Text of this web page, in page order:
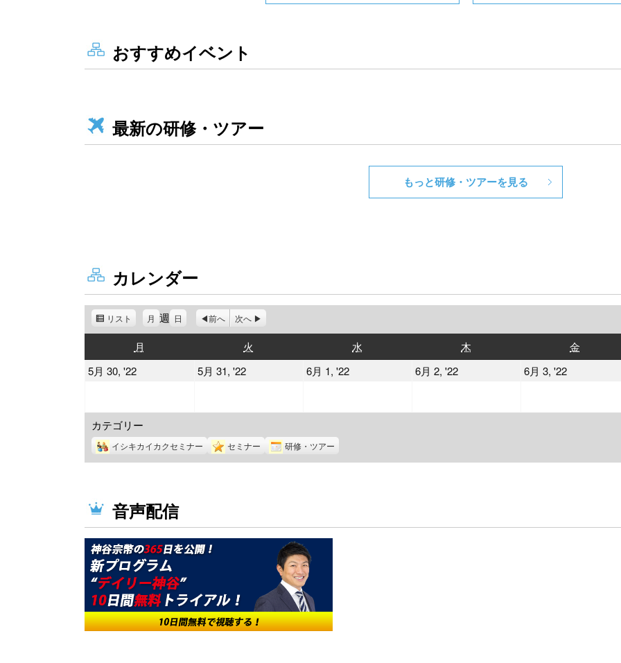
おすすめイベント
最新の研修・ツアー
もっと研修・ツアーを見る
カレンダー
リスト 月 週 日 前へ 次へ
月
曜
火
曜
水
曜
木
曜
金
曜
5月 30, '222022
5
月
30
日
5月 31, '222022
5
31
日
6月 1, '222022
6
日
6月 2, '222022
6
日
6月 3, '222022
6
日
カテゴリー
イシキカイカクセミナー セミナー 研修・ツアー
音声配信